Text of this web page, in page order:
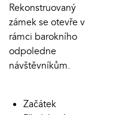
Rekonstruovaný
zámek se otevře v
rámci barokního
odpoledne
návštěvníkům.
Začátek